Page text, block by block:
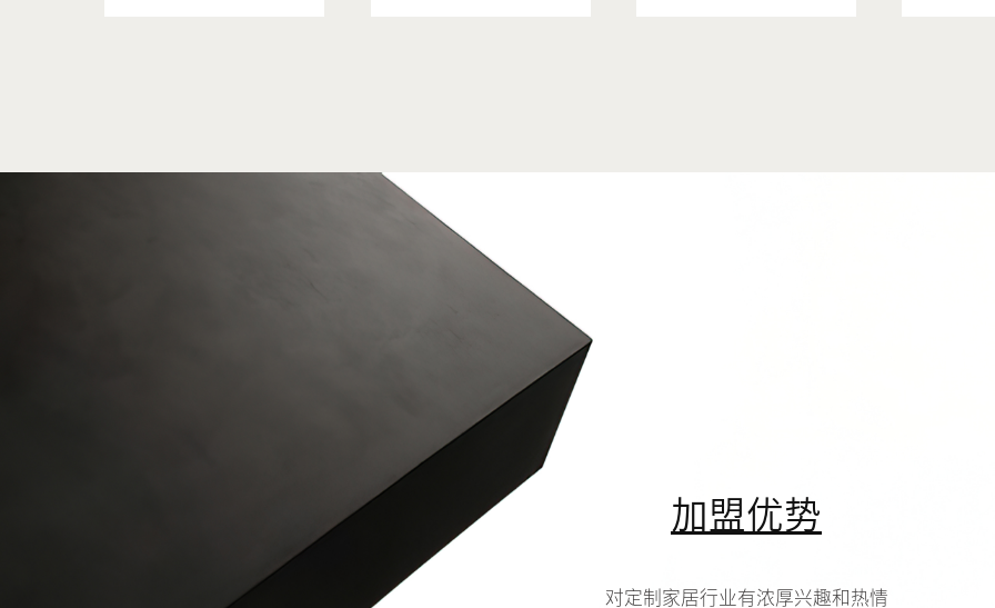
加盟优势
对定制家居行业有浓厚兴趣和热情